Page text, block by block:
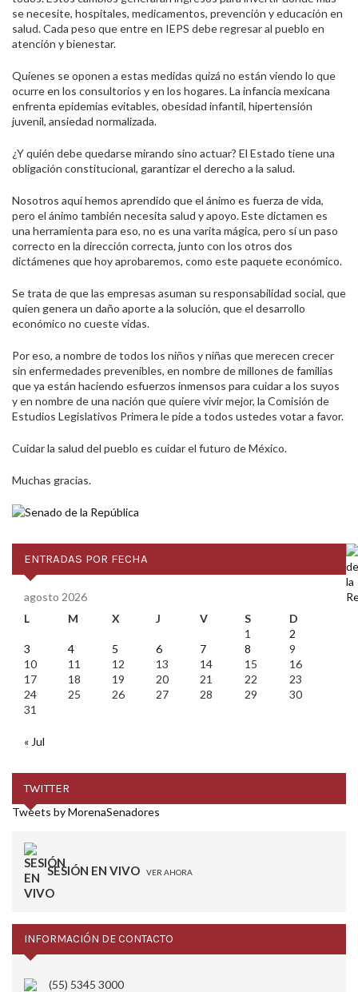
se necesite, hospitales, medicamentos, prevención y educación en
salud. Cada peso que entre en IEPS debe regresar al pueblo en
atención y bienestar.
Quienes se oponen a estas medidas quizá no están viendo lo que
ocurre en los consultorios y en los hogares. La infancia mexicana
enfrenta epidemias evitables, obesidad infantil, hipertensión
juvenil, ansiedad normalizada.
¿Y quién debe quedarse mirando sino actuar? El Estado tiene una
obligación constitucional, garantizar el derecho a la salud.
Nosotros aquí hemos aprendido que el ánimo es fuerza de vida,
pero el ánimo también necesita salud y apoyo. Este dictamen es
una herramienta para eso, no es una varita mágica, pero sí un paso
correcto en la dirección correcta, junto con los otros dos
dictámenes que hoy aprobaremos, como este paquete económico.
Se trata de que las empresas asuman su responsabilidad social, que
quien genera un daño aporte a la solución, que el desarrollo
económico no cueste vidas.
Por eso, a nombre de todos los niños y niñas que merecen crecer
sin enfermedades prevenibles, en nombre de millones de familias
que ya están haciendo esfuerzos inmensos para cuidar a los suyos
y en nombre de una nación que quiere vivir mejor, la Comisión de
Estudios Legislativos Primera le pide a todos ustedes votar a favor.
Cuidar la salud del pueblo es cuidar el futuro de México.
Muchas gracias.
ENTRADAS POR FECHA
agosto 2026
L
M X J V S
D
1
2
3
4 5 6 7 8
9
10
11 12 13 14 15
16
17
18 19 20 21 22
23
24
25 26 27 28 29
30
31
« Jul
TWITTER
Tweets by MorenaSenadores
SESIÓN EN VIVO VER AHORA
INFORMACIÓN DE CONTACTO
(55) 5345 3000